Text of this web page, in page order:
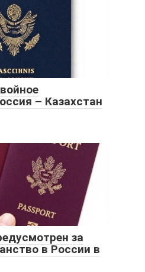
– Казахстан
за
в России в